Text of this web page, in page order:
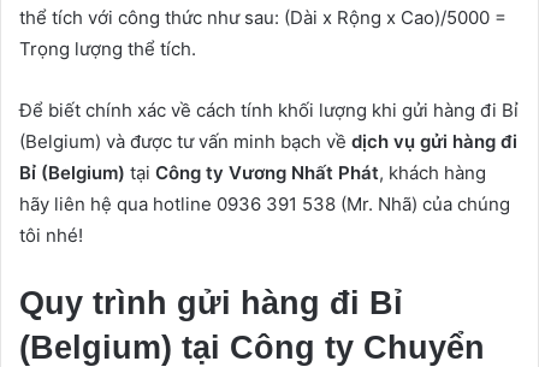
thể tích với công thức như sau: (Dài x Rộng x Cao)/5000 =
Trọng lượng thể tích.
Để biết chính xác về cách tính khối lượng khi gửi hàng đi Bỉ
(Belgium) và được tư vấn minh bạch về dịch vụ gửi hàng đi
Bỉ (Belgium) tại Công ty Vương Nhất Phát, khách hàng
hãy liên hệ qua hotline 0936 391 538 (Mr. Nhã) của chúng
tôi nhé!
Quy trình gửi hàng đi Bỉ
(Belgium) tại Công ty Chuyển